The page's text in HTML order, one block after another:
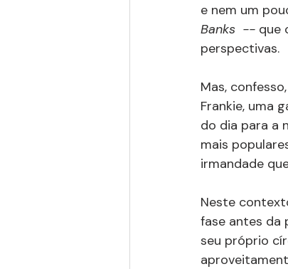
e nem um
Banks  -- que
perspectivas.
Mas,
Frankie, uma
do dia para a
mais
irmandade
Neste
fase antes da
seu próprio